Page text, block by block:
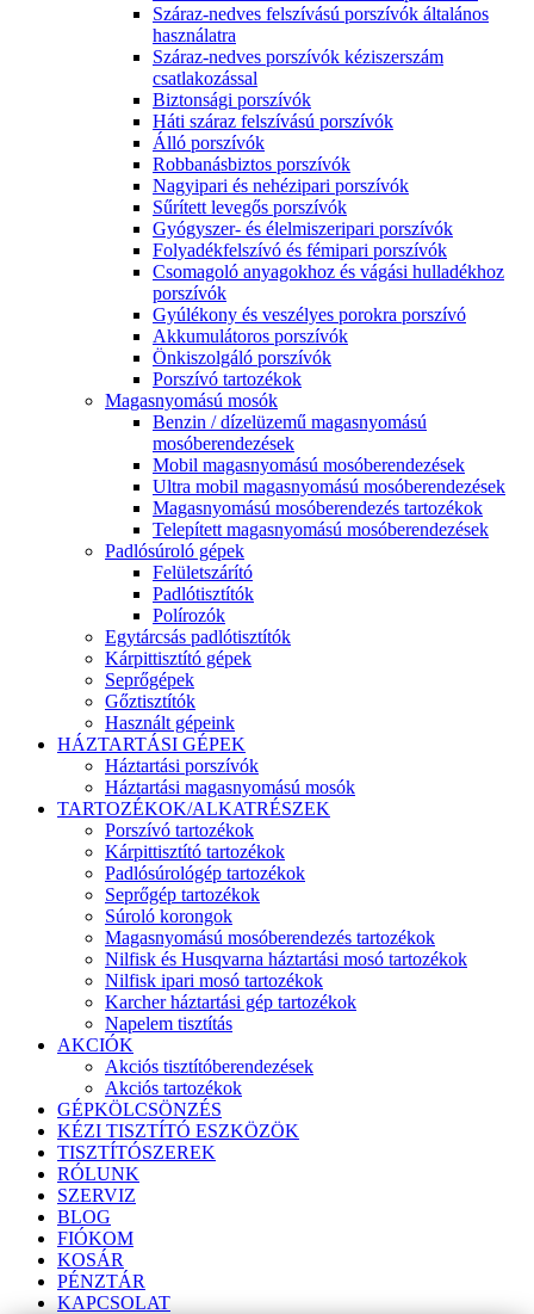
Száraz-nedves felszívású porszívók általános
használatra
Száraz-nedves porszívók kéziszerszám
csatlakozással
Biztonsági porszívók
Háti száraz felszívású porszívók
Álló porszívók
Robbanásbiztos porszívók
Nagyipari és nehézipari porszívók
Sűrített levegős porszívók
Gyógyszer- és élelmiszeripari porszívók
Folyadékfelszívó és fémipari porszívók
Csomagoló anyagokhoz és vágási hulladékhoz
porszívók
Gyúlékony és veszélyes porokra porszívó
Akkumulátoros porszívók
Önkiszolgáló porszívók
Porszívó tartozékok
Magasnyomású mosók
Benzin / dízelüzemű magasnyomású
mosóberendezések
Mobil magasnyomású mosóberendezések
Ultra mobil magasnyomású mosóberendezések
Magasnyomású mosóberendezés tartozékok
Telepített magasnyomású mosóberendezések
Padlósúroló gépek
Felületszárító
Padlótisztítók
Polírozók
Egytárcsás padlótisztítók
Kárpittisztító gépek
Seprőgépek
Gőztisztítók
Használt gépeink
HÁZTARTÁSI GÉPEK
Háztartási porszívók
Háztartási magasnyomású mosók
TARTOZÉKOK/ALKATRÉSZEK
Porszívó tartozékok
Kárpittisztító tartozékok
Padlósúrológép tartozékok
Seprőgép tartozékok
Súroló korongok
Magasnyomású mosóberendezés tartozékok
Nilfisk és Husqvarna háztartási mosó tartozékok
Nilfisk ipari mosó tartozékok
Karcher háztartási gép tartozékok
Napelem tisztítás
AKCIÓK
Akciós tisztítóberendezések
Akciós tartozékok
GÉPKÖLCSÖNZÉS
KÉZI TISZTÍTÓ ESZKÖZÖK
TISZTÍTÓSZEREK
RÓLUNK
SZERVIZ
BLOG
FIÓKOM
KOSÁR
PÉNZTÁR
KAPCSOLAT